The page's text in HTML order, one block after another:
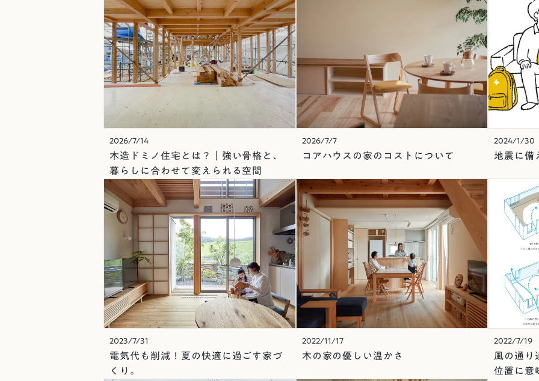
2026/7/14
木造ドミノ住宅とは？｜強い骨格と、
暮らしに合わせて変えられる空間
2026/7/7
コアハウスの家のコストについて
2024/1/30
地震に備
2023/7/31
電気代も削減！夏の快適に過ごす家づ
くり。
2022/11/17
木の家の優しい温かさ
2022/7/19
風の通り
位置に意